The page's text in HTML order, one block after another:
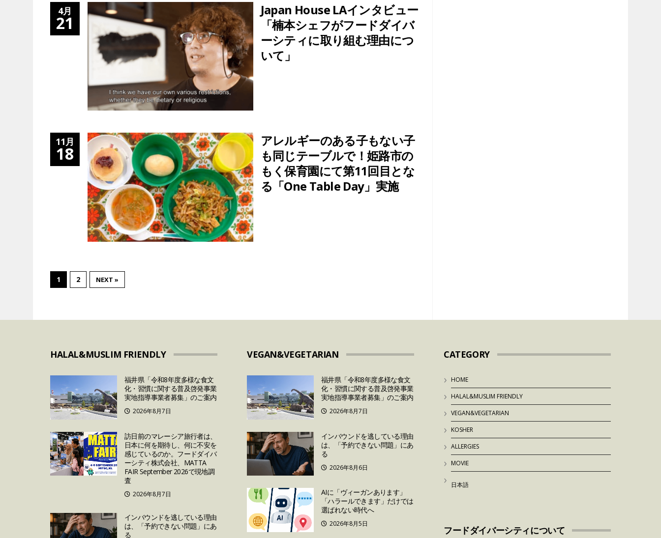
4月
21
Japan House LAインタビュー
「楠本シェフがフードダイバ
ーシティに取り組む理由につ
いて」
11月
18
アレルギーのある子もない子
も同じテーブルで！姫路市の
もく保育園にて第11回目とな
る「One Table Day」実施
1 2 NEXT »
HALAL&MUSLIM FRIENDLY
福井県「令和8年度多様な食文
化・習慣に関する普及啓発事業
実地指導事業者募集」のご案内
2026年8月7日
訪日前のマレーシア旅行者は、
日本に何を期待し、何に不安を
感じているのか。フードダイバ
ーシティ株式会社、MATTA
FAIR September 2026で現地調
査
2026年8月7日
インバウンドを逃している理由
は、「予約できない問題」にあ
る
VEGAN&VEGETARIAN
福井県「令和8年度多様な食文
化・習慣に関する普及啓発事業
実地指導事業者募集」のご案内
2026年8月7日
インバウンドを逃している理由
は、「予約できない問題」にあ
る
2026年8月6日
AIに「ヴィーガンあります」
「ハラールできます」だけでは
選ばれない時代へ
2026年8月5日
CATEGORY
HOME
HALAL&MUSLIM FRIENDLY
VEGAN&VEGETARIAN
KOSHER
ALLERGIES
MOVIE
日本語
フードダイバーシティについて